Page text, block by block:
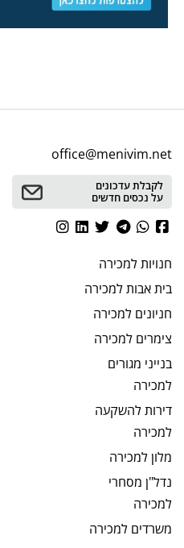
office@menivim.net
לקבלת עדכונים
על נכסים חדשים
חנויותלמכירה
בית אבותלמכירה
חניונים למכירה
צימרים למכירה
בנייני מגורים
למכירה
דירות להשקעה
למכירה
מלון למכירה
נדל"ן מסחרי
למכירה
משרדים למכירה